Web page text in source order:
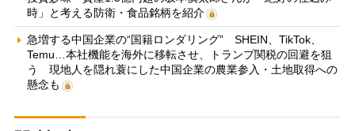
時」と考える防衛・食品銘柄を紹介
急増する中国企業の“国籍ロンダリング” SHEIN、TikTok、
Temu…本社機能を海外に移転させ、トランプ関税の回避を狙
う 現地人を隠れ蓑にした中国企業の農業参入・土地取得への
懸念も